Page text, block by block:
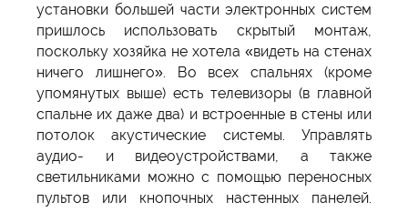
установки большей части электронных систем
пришлось использовать скрытый монтаж,
поскольку хозяйка не хотела «видеть на стенах
ничего лишнего». Во всех спальнях (кроме
упомянутых выше) есть телевизоры (в главной
спальне их даже два) и встроенные в стены или
потолок акустические системы. Управлять
аудио- и видеоустройствами, а также
светильниками можно с помощью переносных
пультов или кнопочных настенных панелей.